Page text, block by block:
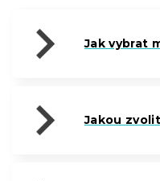
Jak vybrat
Jakou